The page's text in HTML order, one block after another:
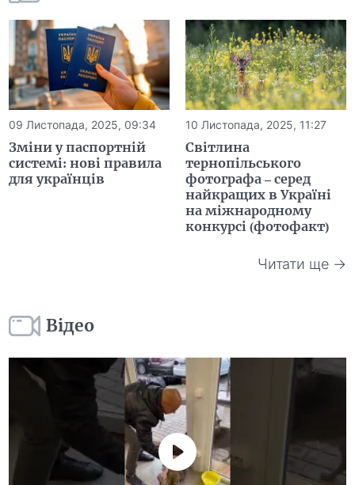
09 Листопада, 2025, 09:34
Зміни у паспортній
системі: нові правила
для українців
10 Листопада, 2025, 11:27
Світлина
тернопільського
фотографа – серед
найкращих в Україні
на міжнародному
конкурсі (фотофакт)
Читати ще →
Відео